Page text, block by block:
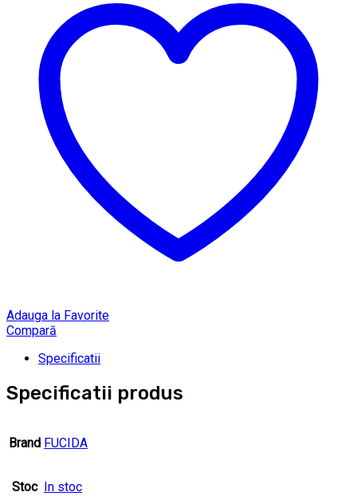
Adauga la Favorite
Compară
Specificatii
Specificatii produs
Brand FUCIDA
Stoc In stoc